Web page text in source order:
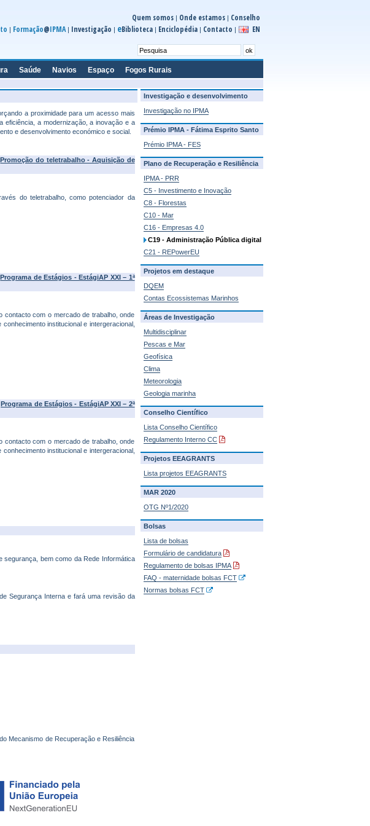
Quem somos| Onde estamos| Conselho
| Formação@IPMA| Investigação | eBiblioteca| Enciclopédia| Contacto | EN
Saúde Navios Espaço Fogos Rurais
a proximidade para um acesso mais
eficiência, a modernização, a inovação e a
e desenvolvimento económico e social.
Promoção do teletrabalho - Aquisição de
do teletrabalho, como potenciador da
Programa de Estágios - EstágiAP XXI – 1ª
contacto com o mercado de trabalho, onde
institucional e intergeracional,
Programa de Estágios - EstágiAP XXI – 2ª
contacto com o mercado de trabalho, onde
institucional e intergeracional,
segurança, bem como da Rede Informática
Segurança Interna e fará uma revisão da
Mecanismo de Recuperação e Resiliência
Investigação e desenvolvimento
Investigação no IPMA
Prémio IPMA - Fátima Esprito Santo
Prémio IPMA - FES
Plano de Recuperação e Resiliência
IPMA - PRR
C5 - Investimento e Inovação
C8 - Florestas
C10 - Mar
C16 - Empresas 4.0
C19 - Administração Pública digital
C21 - REPowerEU
Projetos em destaque
DQEM
Contas Ecossistemas Marinhos
Áreas de Investigação
Multidisciplinar
Pescas e Mar
Geofísica
Clima
Meteorologia
Geologia marinha
Conselho Científico
Lista Conselho Científico
Regulamento Interno CC
Projetos EEAGRANTS
Lista projetos EEAGRANTS
MAR 2020
OTG Nº1/2020
Bolsas
Lista de bolsas
Formulário de candidatura
Regulamento de bolsas IPMA
FAQ - maternidade bolsas FCT
Normas bolsas FCT